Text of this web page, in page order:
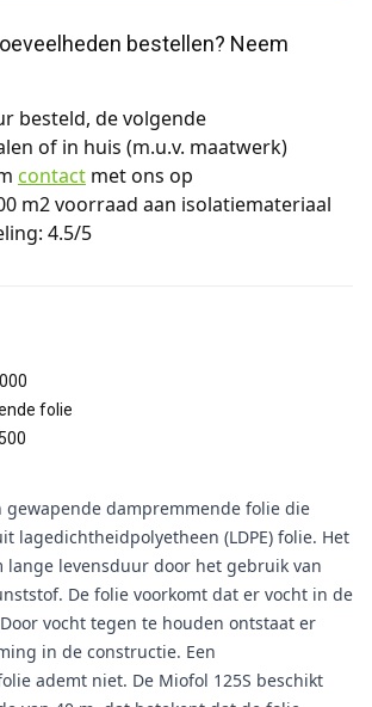
besteld, de volgende
of in huis (m.u.v. maatwerk)
contact met ons op
m2 voorraad aan isolatiemateriaal
4.5/5
folie
gewapende dampremmende folie die
lagedichtheidpolyetheen (LDPE) folie. Het
lange levensduur door het gebruik van
De folie voorkomt dat er vocht in de
vocht tegen te houden ontstaat er
in de constructie. Een
ademt niet. De Miofol 125S beschikt